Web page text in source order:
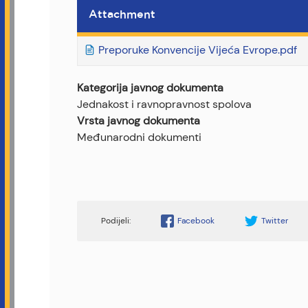
Attachment
Preporuke Konvencije Vijeća Evrope.pdf
Kategorija javnog dokumenta
Jednakost i ravnopravnost spolova
Vrsta javnog dokumenta
Međunarodni dokumenti
Facebook Twitter